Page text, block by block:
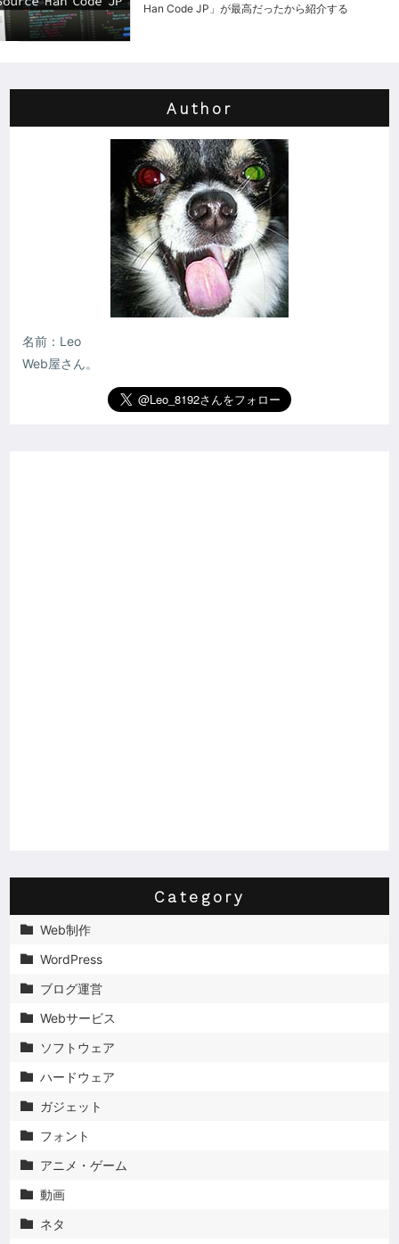
Han Code JP」が最高だったから紹介する
Author
名前：Leo
Web屋さん。
Category
 Web制作
 WordPress
 ブログ運営
 Webサービス
 ソフトウェア
 ハードウェア
 ガジェット
 フォント
 アニメ・ゲーム
 動画
 ネタ